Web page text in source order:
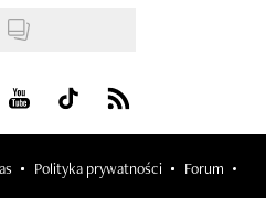
Instagram
Visit us on Youtube
Visit us on Tiktok
Visit us on Rss
Polityka prywatności Forum